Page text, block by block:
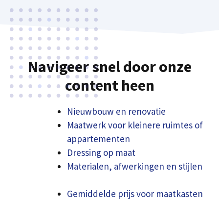
Navigeer snel door onze
content heen
Nieuwbouw en renovatie
Maatwerk voor kleinere ruimtes of
appartementen
Dressing op maat
Materialen, afwerkingen en stijlen
Gemiddelde prijs voor maatkasten